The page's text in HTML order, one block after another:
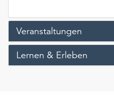
Veranstaltungen
Lernen & Erleben